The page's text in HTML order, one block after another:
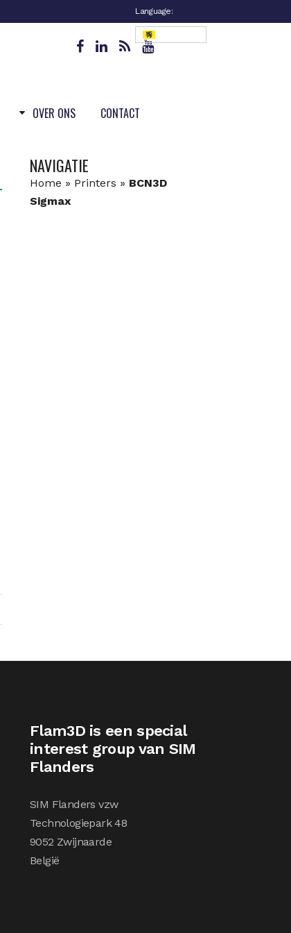
Language:
OVER ONS CONTACT
NAVIGATIE
Home » Printers » BCN3D
Sigmax
Flam3D is een special
interest group van SIM
Flanders
SIM Flanders vzw
Technologiepark 48
9052 Zwijnaarde
België